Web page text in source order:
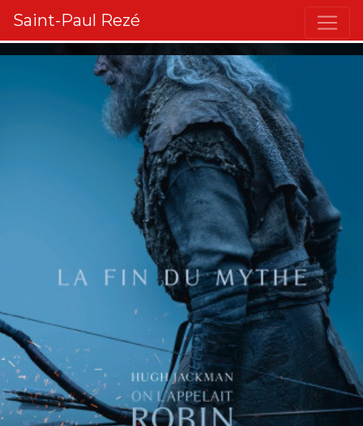
Saint-Paul Rezé